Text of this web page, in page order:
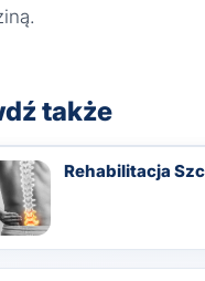
także
Rehabilitacja